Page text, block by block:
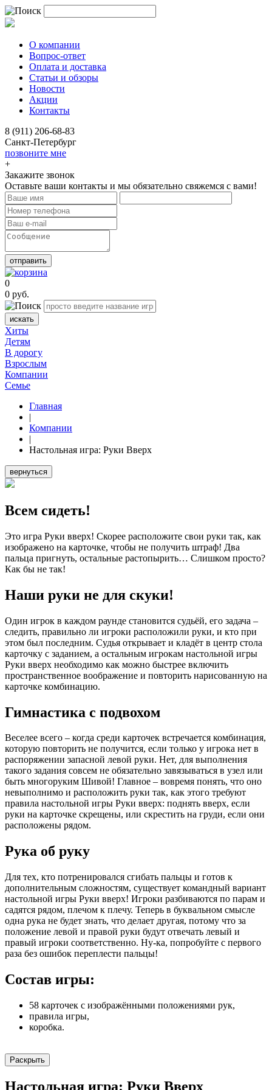
О компании
Вопрос-ответ
Оплата и доставка
Статьи и обзоры
Новости
Акции
Контакты
8 (911) 206-68-83
Санкт-Петербург
позвоните мне
+
Закажите звонок
Оставьте ваши контакты и мы обязательно свяжемся с вами!
отправить
0
0 руб.
искать
Хиты
Детям
В дорогу
Взрослым
Компании
Семье
Главная
|
Компании
|
Настольная игра: Руки Вверх
вернуться
Всем сидеть!
Это игра Руки вверх! Скорее расположите свои руки так, как
изображено на карточке, чтобы не получить штраф! Два
пальца пригнуть, остальные растопырить… Слишком просто?
Как бы не так!
Наши руки не для скуки!
Один игрок в каждом раунде становится судьёй, его задача –
следить, правильно ли игроки расположили руки, и кто при
этом был последним. Судья открывает и кладёт в центр стола
карточку с заданием, а остальным игрокам настольной игры
Руки вверх необходимо как можно быстрее включить
пространственное воображение и повторить нарисованную на
карточке комбинацию.
Гимнастика с подвохом
Веселее всего – когда среди карточек встречается комбинация,
которую повторить не получится, если только у игрока нет в
распоряжении запасной левой руки. Нет, для выполнения
такого задания совсем не обязательно завязываться в узел или
быть многоруким Шивой! Главное – вовремя понять, что оно
невыполнимо и расположить руки так, как этого требуют
правила настольной игры Руки вверх: поднять вверх, если
руки на карточке скрещены, или скрестить на груди, если они
расположены рядом.
Рука об руку
Для тех, кто потренировался сгибать пальцы и готов к
дополнительным сложностям, существует командный вариант
настольной игры Руки вверх! Игроки разбиваются по парам и
садятся рядом, плечом к плечу. Теперь в буквальном смысле
одна рука не будет знать, что делает другая, потому что за
положение левой и правой руки будут отвечать левый и
правый игроки соответственно. Ну-ка, попробуйте с первого
раза без ошибок переплести пальцы!
Состав игры:
58 карточек с изображёнными положениями рук,
правила игры,
коробка.
Раскрыть
Настольная игра: Руки Вверх